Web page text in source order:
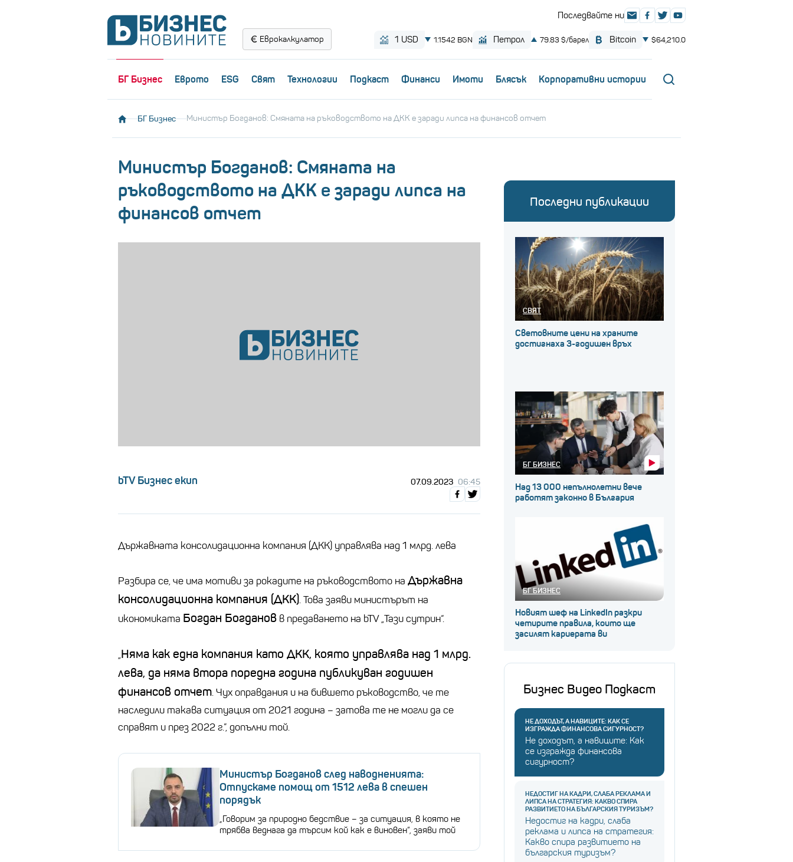
Еврокалкулатор
БГ Бизнес Еврото ESG Свят Технологии Пoдкаст Финанси Имоти Блясък Корпоративни истории
БГ Бизнес Министър Богданов: Смяната на ръководството на ДКК е заради липса на финансов отчет
Министър Богданов: Смяната на
ръководството на ДКК е заради липса на
финансов отчет
bTV Бизнес екип 07.09.2023 06:45
Държавната консолидационна компания (ДКК) управлява над 1 млрд. лева
Разбира се, че има мотиви за рокадите на ръководството на Държавна
консолидационна компания (ДКК). Това заяви министърът на
икономиката Богдан Богданов в предаването на bTV „Тази сутрин“.
„Няма как една компания като ДКК, която управлява над 1 млрд.
лева, да няма втора поредна година публикуван годишен
финансов отчет. Чух оправдания и на бившето ръководство, че те
наследили такава ситуация от 2021 година – затова те не могли да се
справят и през 2022 г.”, допълни той.
Министър Богданов след наводненията:
Отпускаме помощ от 1512 лева в спешен
порядък
„Говорим за природно бедствие – за ситуация, в която не
трябва веднага да търсим кой как е виновен“, заяви той
Последни публикации
СВЯТ
Световните цени на храните
достигнаха 3-годишен връх
БГ БИЗНЕС
Над 13 000 непълнолетни вече
работят законно в България
БГ БИЗНЕС
Новият шеф на LinkedIn разкри
четирите правила, които ще
засилят кариерата ви
Бизнес Видео Подкаст
НЕ ДОХОДЪТ, А НАВИЦИТЕ: КАК СЕ
ИЗГРАЖДА ФИНАНСОВА СИГУРНОСТ?
Не доходът, а навиците: Как
се изгражда финансова
сигурност?
НЕДОСТИГ НА КАДРИ, СЛАБА РЕКЛАМА И
ЛИПСА НА СТРАТЕГИЯ: КАКВО СПИРА
РАЗВИТИЕТО НА БЪЛГАРСКИЯ ТУРИЗЪМ?
Недостиг на кадри, слаба
реклама и липса на стратегия:
Какво спира развитието на
българския туризъм?